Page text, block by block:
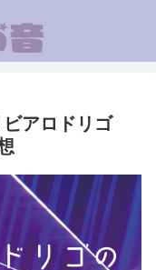
ビアロドリゴ